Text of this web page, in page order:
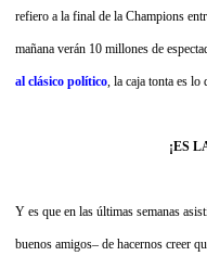
refiero a la final de la Champions
mañana verán 10 millones de
al clásico político , la caja tonta es
¡ES
Y es que en las últimas semanas
buenos amigos– de hacernos creer